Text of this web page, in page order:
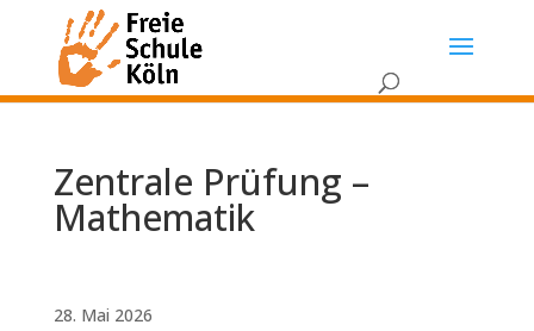
Zentrale Prüfung –
Mathematik
28. Mai 2026